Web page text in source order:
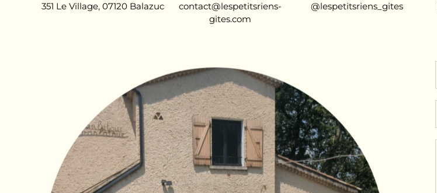
351 Le Village, 07120 Balazuc
contact@lespetitsriens-
gites.com
@lespetitsriens_gites